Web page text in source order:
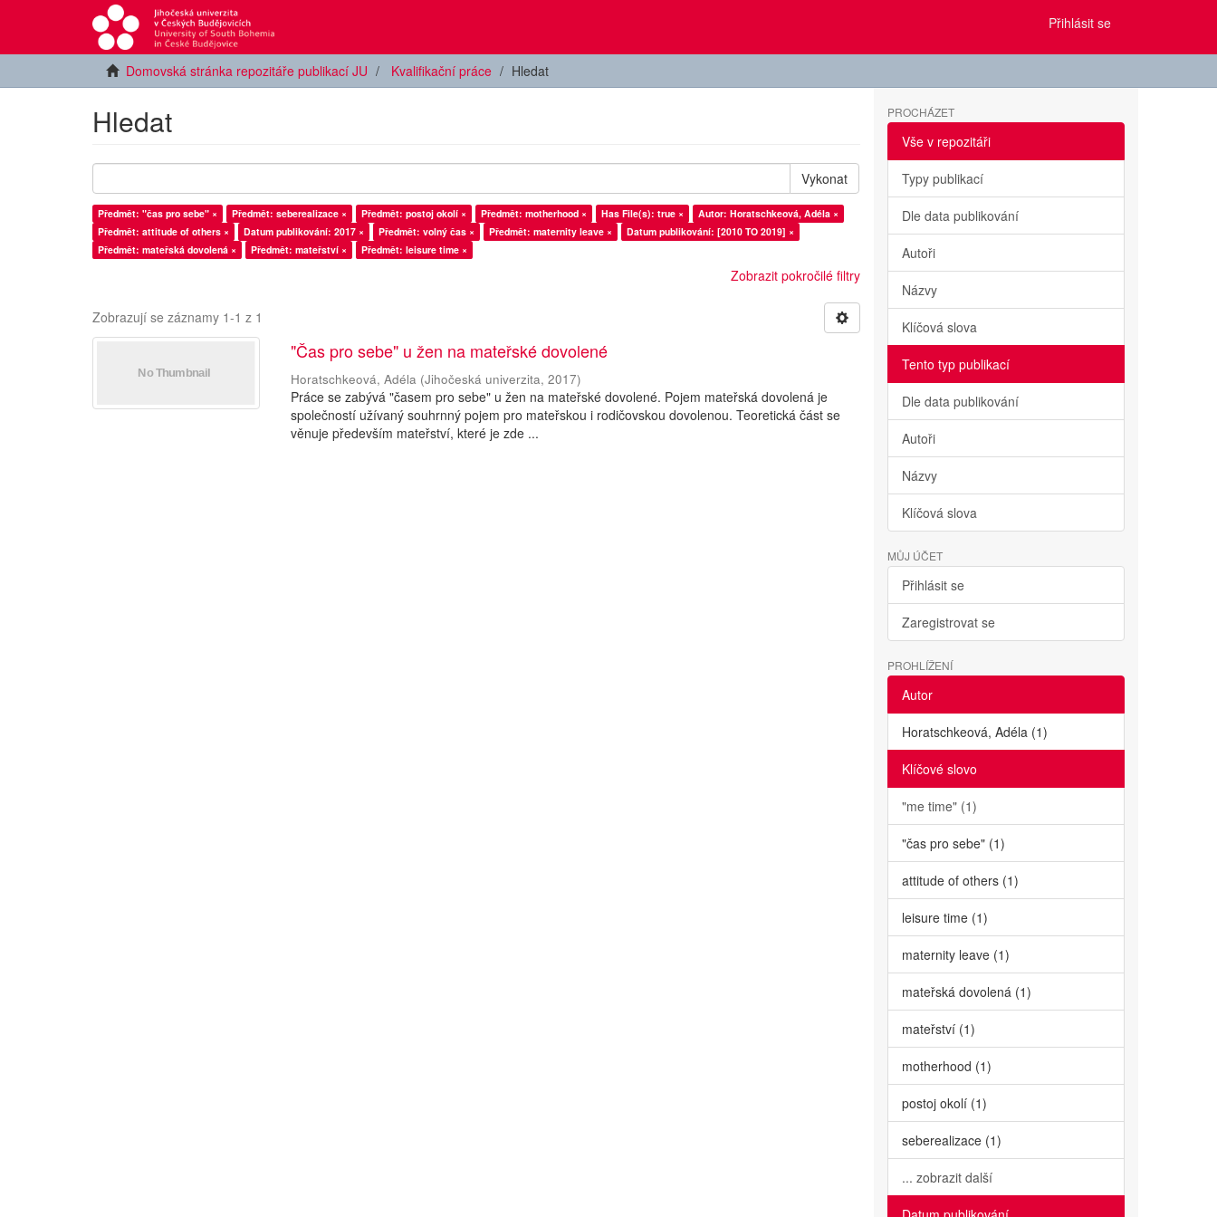
Přihlásit se
Domovská stránka repozitáře publikací JU Kvalifikační práce Hledat
Hledat
Vykonat
Předmět: "čas pro sebe" × Předmět: seberealizace × Předmět: postoj okolí × Předmět: motherhood × Has File(s): true ×
Autor: Horatschkeová, Adéla ×
Předmět: attitude of others ×
Datum publikování: 2017 × Předmět: volný čas × Předmět: maternity leave ×
Datum publikování: [2010 TO 2019] ×
Předmět: mateřská dovolená ×
Předmět: mateřství × Předmět: leisure time ×
Zobrazit pokročilé filtry
Zobrazují se záznamy 1-1 z 1
"Čas pro sebe" u žen na mateřské dovolené
Horatschkeová, Adéla (Jihočeská univerzita,2017)
Práce se zabývá "časem pro sebe" u žen na mateřské dovolené. Pojem mateřská dovolená je
společností užívaný souhrnný pojem pro mateřskou i rodičovskou dovolenou. Teoretická část se
věnuje především mateřství, které je zde ...
PROCHÁZET
Vše v repozitáři
Typy publikací
Dle data publikování
Autoři
Názvy
Klíčová slova
Tento typ publikací
Dle data publikování
Autoři
Názvy
Klíčová slova
MŮJ ÚČET
Přihlásit se
Zaregistrovat se
PROHLÍŽENÍ
Autor
Horatschkeová, Adéla (1)
Klíčové slovo
"me time" (1)
"čas pro sebe" (1)
attitude of others (1)
leisure time (1)
maternity leave (1)
mateřská dovolená (1)
mateřství (1)
motherhood (1)
postoj okolí (1)
seberealizace (1)
... zobrazit další